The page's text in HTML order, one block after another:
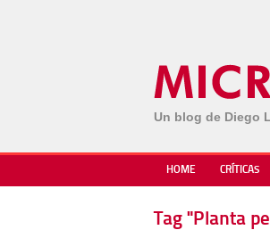
Un blog de Diego
HOME CRÍTICAS
Tag "Planta